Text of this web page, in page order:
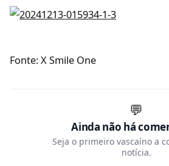
Fonte: X Smile One
💬
Ainda não há
Seja o primeiro vascaíno a
notícia.